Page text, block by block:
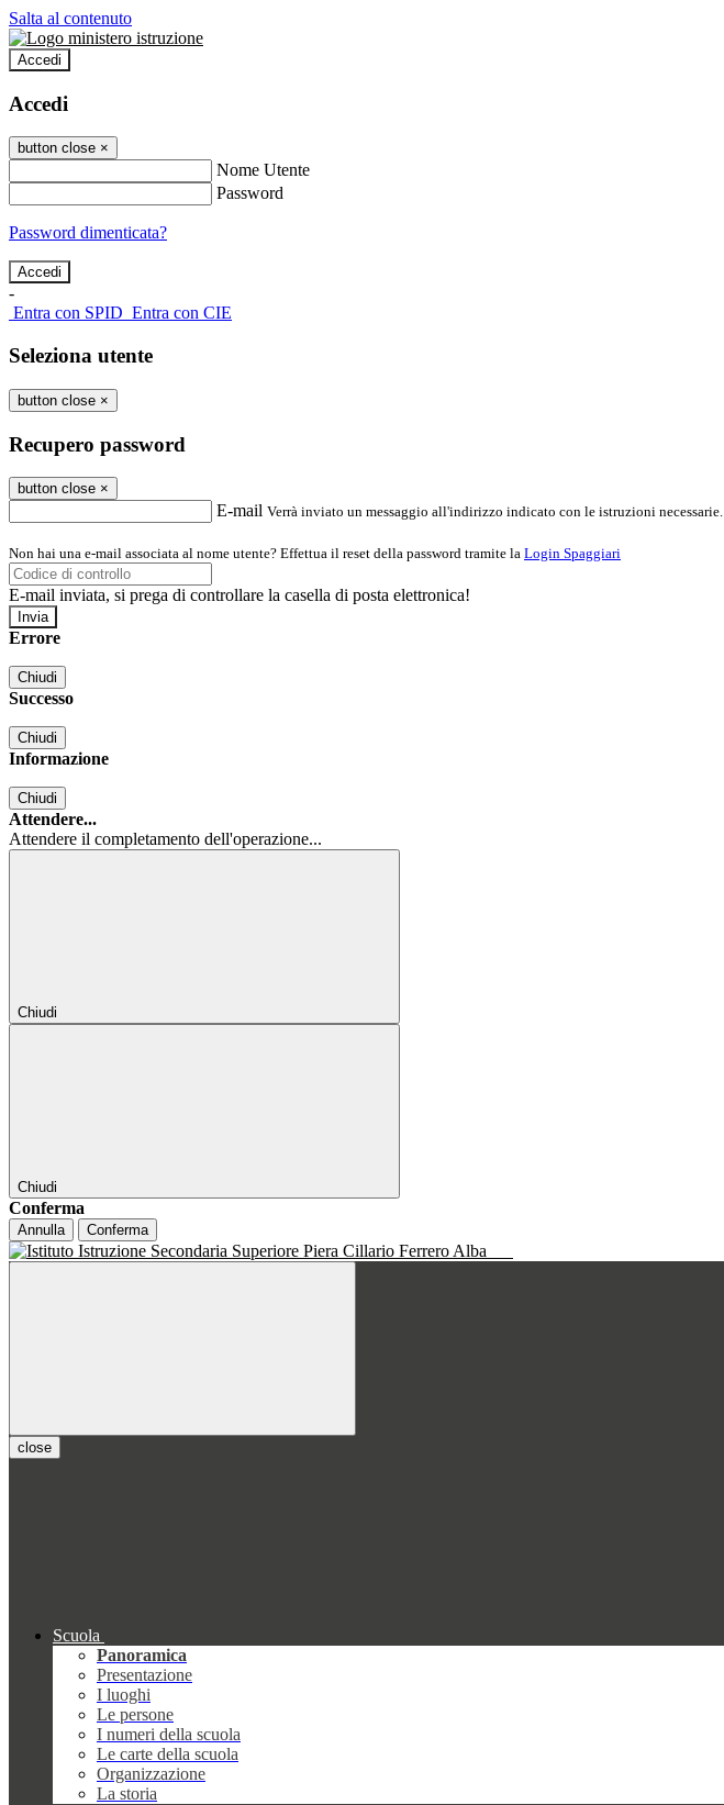
Salta al contenuto
Accedi
Accedi
button close ×
Nome Utente
Password
Password dimenticata?
-
Entra con SPID Entra con CIE
Seleziona utente
button close ×
Recupero password
button close ×
E-mail Verrà inviato un messaggio all'indirizzo indicato con le istruzioni necessarie.
Non hai una e-mail associata al nome utente? Effettua il reset della password tramite la Login Spaggiari
E-mail inviata, si prega di controllare la casella di posta elettronica!
Errore
Chiudi
Successo
Chiudi
Informazione
Chiudi
Attendere...
Attendere il completamento dell'operazione...
Chiudi
Chiudi
Conferma
Annulla Conferma
close
Scuola
Panoramica
Presentazione
I luoghi
Le persone
I numeri della scuola
Le carte della scuola
Organizzazione
La storia